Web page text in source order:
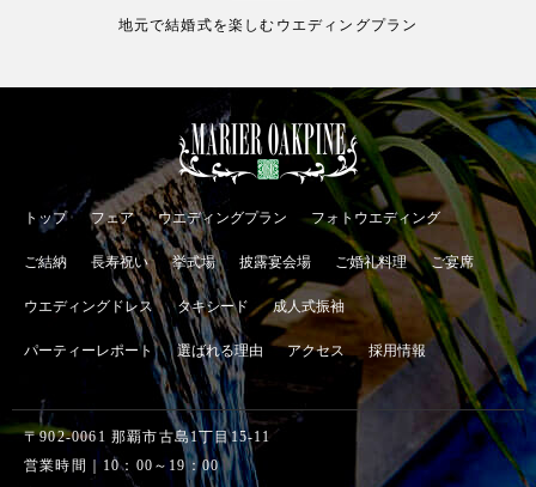
地元で結婚式を楽しむウエディングプラン
トップ フェア ウエディングプラン フォトウエディング
ご結納 長寿祝い 挙式場 披露宴会場 ご婚礼料理 ご宴席
ウエディングドレス タキシード 成人式振袖
パーティーレポート 選ばれる理由 アクセス 採用情報
〒902-0061 那覇市古島1丁目15-11
営業時間｜10：00～19：00